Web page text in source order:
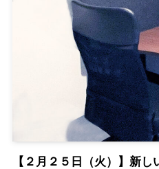
【２月２５日（火）】新し